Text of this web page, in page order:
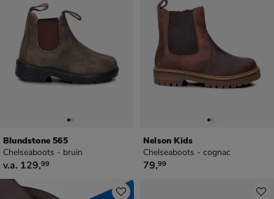
Blundstone 565
Chelseaboots - bruin
vanaf € 129,99
v.a. 129,99
Nelson Kids
Chelseaboots - cognac
€ 79,99
79,99